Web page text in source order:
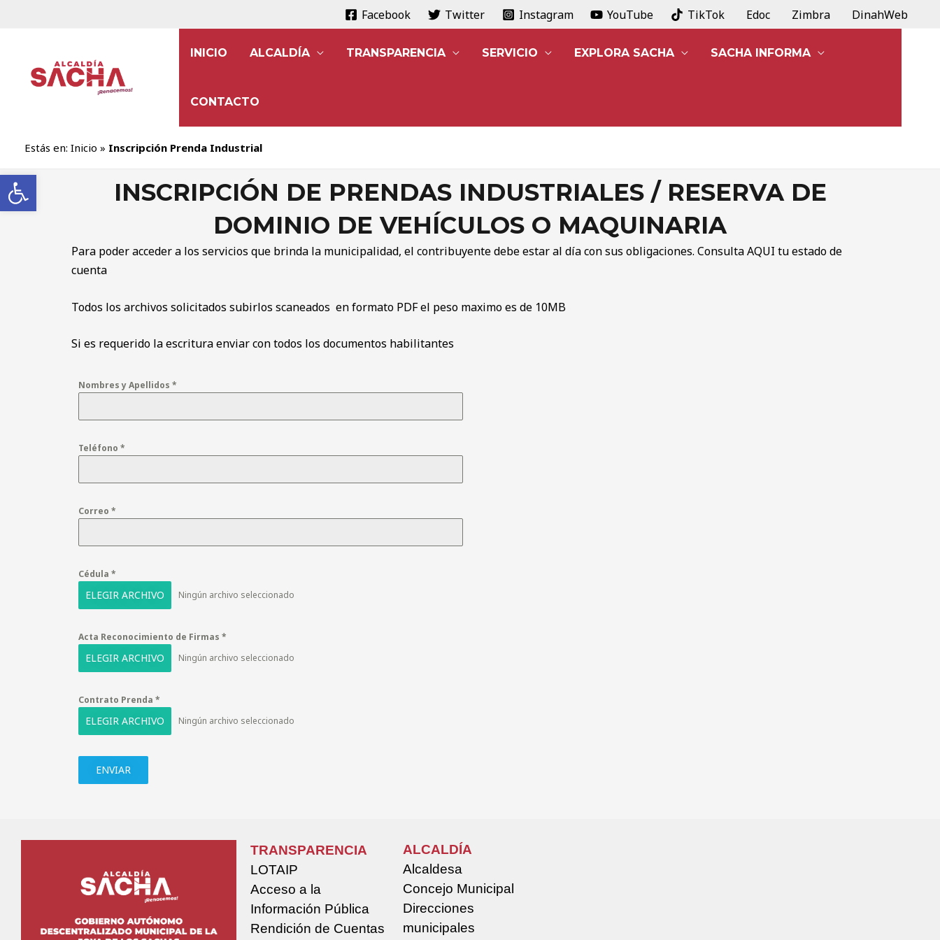
Abrir barra de herramientas
Facebook Twitter Instagram YouTube TikTok Edoc Zimbra DinahWeb
INICIO ALCALDÍA TRANSPARENCIA SERVICIO EXPLORA SACHA SACHA INFORMA
CONTACTO
Estás en: Inicio » Inscripción Prenda Industrial
INSCRIPCIÓN DE PRENDAS INDUSTRIALES / RESERVA DE
DOMINIO DE VEHÍCULOS O MAQUINARIA
Para poder acceder a los servicios que brinda la municipalidad, el contribuyente debe estar al día con sus obligaciones. ConsultaAQUI tu estado de
cuenta
Todos los archivos solicitados subirlos scaneados en formato PDF el peso maximo es de 10MB
Si es requerido la escritura enviar con todos los documentos habilitantes
Nombres y Apellidos *
Teléfono *
Correo *
Cédula *
ELEGIR ARCHIVO Ningún archivo seleccionado
Acta Reconocimiento de Firmas *
ELEGIR ARCHIVO Ningún archivo seleccionado
Contrato Prenda *
ELEGIR ARCHIVO Ningún archivo seleccionado
ENVIAR
TRANSPARENCIA
LOTAIP
Acceso a la
Información Pública
Rendición de Cuentas
ALCALDÍA
Alcaldesa
Concejo Municipal
Direcciones
municipales